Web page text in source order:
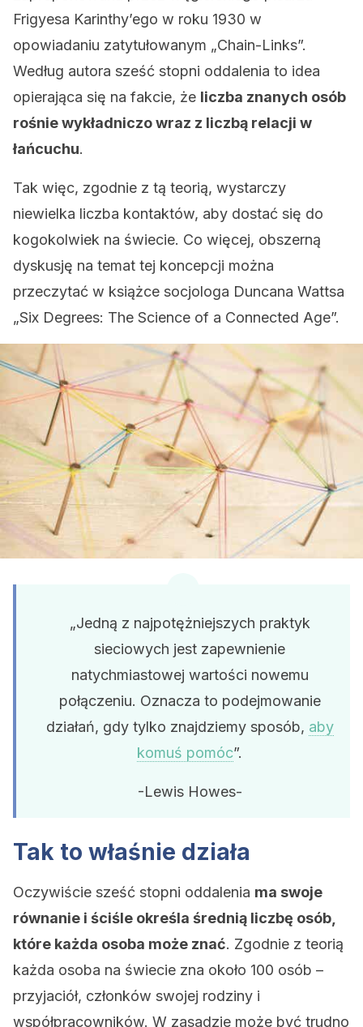
Frigyesa Karinthy’ego w roku 1930 w
opowiadaniu zatytułowanym „Chain-Links”.
Według autora sześć stopni oddalenia to idea
opierająca się na fakcie, że liczba znanych osób
rośnie wykładniczo wraz z liczbą relacji w
łańcuchu.
Tak więc, zgodnie z tą teorią, wystarczy
niewielka liczba kontaktów, aby dostać się do
kogokolwiek na świecie. Co więcej, obszerną
dyskusję na temat tej koncepcji można
przeczytać w książce socjologa Duncana Wattsa
„Six Degrees: The Science of a Connected Age”.
„Jedną z najpotężniejszych praktyk
sieciowych jest zapewnienie
natychmiastowej wartości nowemu
połączeniu. Oznacza to podejmowanie
działań, gdy tylko znajdziemy sposób, aby
komuś pomóc”.
-Lewis Howes-
Tak to właśnie działa
Oczywiście sześć stopni oddalenia ma swoje
równanie i ściśle określa średnią liczbę osób,
które każda osoba może znać. Zgodnie z teorią
każda osoba na świecie zna około 100 osób –
przyjaciół, członków swojej rodziny i
współpracowników. W zasadzie może być trudno